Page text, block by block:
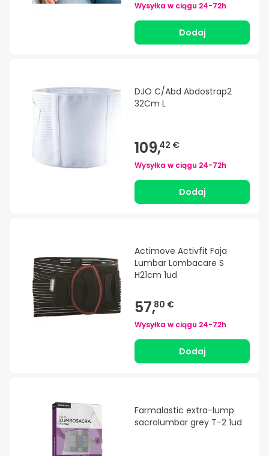
Wysyłka w ciągu 24-72h
Dodaj
DJO C/Abd Abdostrap2
32Cm L
109,42 €
Wysyłka w ciągu 24-72h
Dodaj
Actimove Activfit Faja
Lumbar Lombacare S
H21cm 1ud
57,80 €
Wysyłka w ciągu 24-72h
Dodaj
Farmalastic extra-lump
sacrolumbar grey T-2 1ud